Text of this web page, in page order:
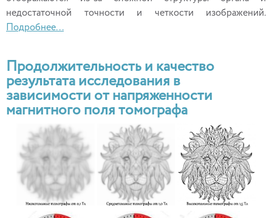
недостаточной точности и четкости изображений.
Подробнее...
Продолжительность и качество
результата исследования в
зависимости от напряженности
магнитного поля томографа